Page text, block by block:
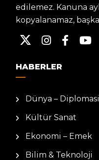
edilemez. Kanuna
kopyalanamaz,
HABERLER
Dünya – Diplomasi
Kültür Sanat
Ekonomi – Emek
Bilim & Teknoloji